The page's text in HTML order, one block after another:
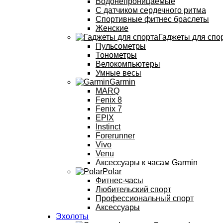
С датчиком сердечного ритма
Спортивные фитнес браслеты
Женские
Гаджеты для
Пульсометры
Тонометры
Велокомпьютеры
Умные весы
Garmin
MARQ
Fenix 8
Fenix 7
EPIX
Instinct
Forerunner
Vivo
Venu
Аксессуары к часам Garmin
Polar
Фитнес-часы
Любительский спорт
Профессиональный спорт
Аксессуары
Эхолоты